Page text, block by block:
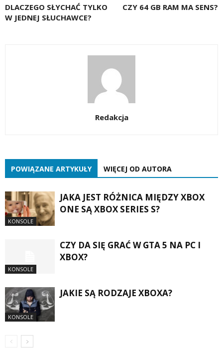
DLACZEGO SŁYCHAĆ TYLKO
W JEDNEJ SŁUCHAWCE?
CZY 64 GB RAM MA SENS?
Redakcja
POWIĄZANE ARTYKUŁY WIĘCEJ OD AUTORA
KONSOLE
JAKA JEST RÓŻNICA MIĘDZY XBOX
ONE SĄ XBOX SERIES S?
KONSOLE
CZY DA SIĘ GRAĆ W GTA 5 NA PC I
XBOX?
KONSOLE
JAKIE SĄ RODZAJE XBOXA?